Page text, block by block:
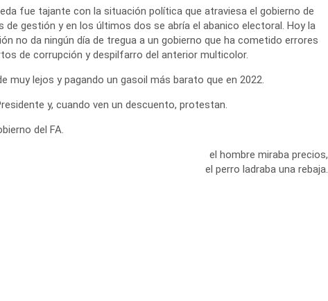
fue tajante con la situación política que atraviesa el gobierno de
de gestión y en los últimos dos se abría el abanico electoral. Hoy la
no da ningún día de tregua a un gobierno que ha cometido errores
de corrupción y despilfarro del anterior multicolor.
muy lejos y pagando un gasoil más barato que en 2022.
y, cuando ven un descuento, protestan.
del FA.
el hombre miraba precios,
el perro ladraba una rebaja.